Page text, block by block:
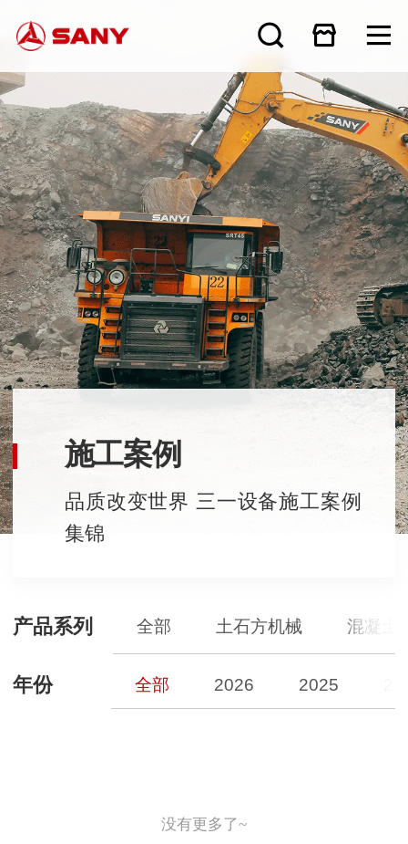
施工案例
品质改变世界 三一设备施工案例
集锦
产品系列 全部 土石方机械 混凝土
年份 全部 2026 2025
没有更多了~